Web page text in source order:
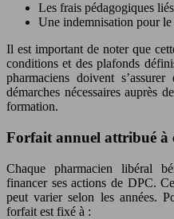
Les frais pédagogiques
Une indemnisation pour le
Il est important de noter que
conditions et des plafonds
pharmaciens doivent
démarches nécessaires auprès
formation.
Forfait annuel attribué à
Chaque pharmacien libéral
financer ses actions de DPC.
peut varier selon les années.
forfait est fixé à :